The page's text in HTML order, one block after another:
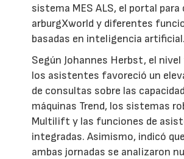
sistema MES ALS, el portal
arburgXworld y diferentes
basadas en inteligencia artificial.
Según Johannes Herbst, el
los asistentes favoreció un
de consultas sobre las
máquinas Trend, los sistemas
Multilift y las funciones de
integradas. Asimismo, indicó
ambas jornadas se analizaron